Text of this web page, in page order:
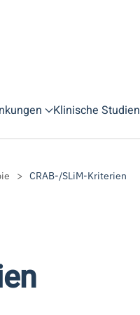
Klinische Studien
CRAB-/SLiM-Kriterien